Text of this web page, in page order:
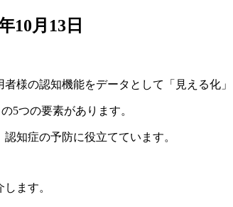
10月13日
者様の認知機能をデータとして「見える化
5つの要素があります。
知症の予防に役立てています。
ます。